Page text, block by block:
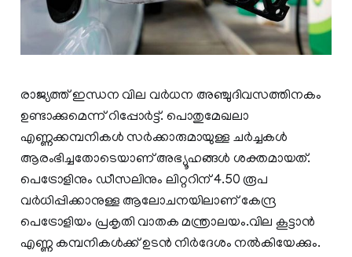
രാജ്യത്ത് ഇന്ധന വില വർധന അഞ്ചുദിവസത്തിനകം
ഉണ്ടാക്കുമെന്ന് റിപ്പോർട്ട്. പൊതുമേഖലാ
എണ്ണക്കമ്പനികൾ സർക്കാരുമായുള്ള ചർച്ചകൾ
ആരംഭിച്ചതോടെയാണ് അഭ്യൂഹങ്ങൾ ശക്തമായത്.
പെട്രോളിനും ഡീസലിനും ലിറ്ററിന് 4.50 രൂപ
വർധിപ്പിക്കാനുള്ള ആലോചനയിലാണ് കേന്ദ്ര
പെട്രോളിയം പ്രകൃതി വാതക മന്ത്രാലയം.വില കൂട്ടാൻ
എണ്ണ കമ്പനികൾക്ക് ഉടൻ നിർദേശം നൽകിയേക്കും.